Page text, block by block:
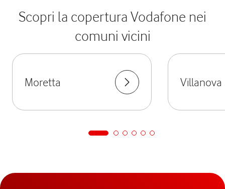
Scopri la copertura Vodafone nei
comuni vicini
Moretta Villanova